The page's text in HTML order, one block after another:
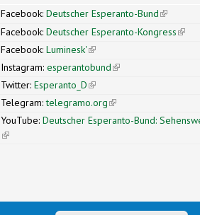
Facebook:Deutscher Esperanto-Bund(link is
Facebook:Deutscher Esperanto-Kongress(link
Facebook:Luminesk'(link is external)
Instagram:esperantobund(link is external)
Twitter:Esperanto_D(link is external)
Telegram:telegramo.org(link is external)
YouTube:Deutscher Esperanto-Bund:
(link is external)